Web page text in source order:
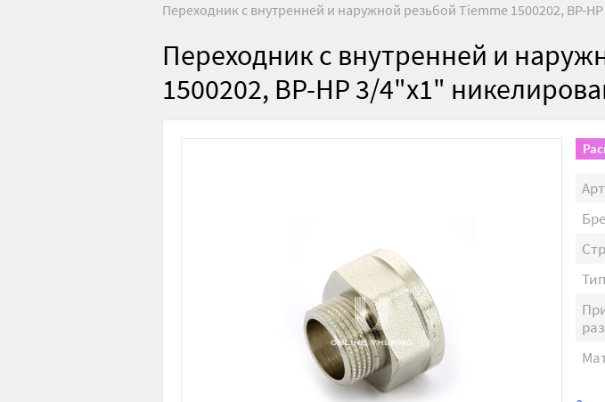
Переходник с внутренней и наружной резьбой Tiemme 1500202, ВР-
Переходник с внутренней и
1500202, ВР-НР 3/4"х1"